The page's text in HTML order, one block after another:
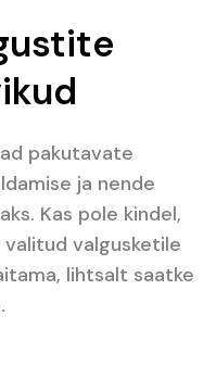
pakutavate
ja nende
Kas pole kindel,
valgusketile
lihtsalt saatke
.